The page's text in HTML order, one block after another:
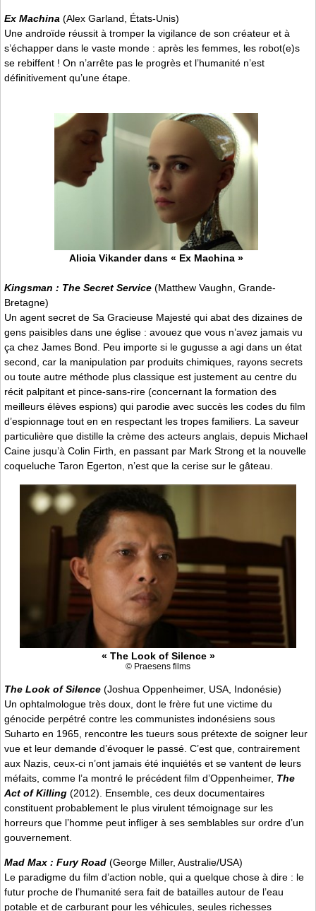
Ex Machina (Alex Garland, États-Unis)
Une androïde réussit à tromper la vigilance de son créateur et à
s’échapper dans le vaste monde : après les femmes, les robot(e)s
se rebiffent ! On n’arrête pas le progrès et l’humanité n’est
définitivement qu’une étape.
Alicia Vikander dans « Ex Machina »
Kingsman : The Secret Service (Matthew Vaughn, Grande-
Bretagne)
Un agent secret de Sa Gracieuse Majesté qui abat des dizaines de
gens paisibles dans une église : avouez que vous n’avez jamais vu
ça chez James Bond. Peu importe si le gugusse a agi dans un état
second, car la manipulation par produits chimiques, rayons secrets
ou toute autre méthode plus classique est justement au centre du
récit palpitant et pince-sans-rire (concernant la formation des
meilleurs élèves espions) qui parodie avec succès les codes du film
d’espionnage tout en en respectant les tropes familiers. La saveur
particulière que distille la crème des acteurs anglais, depuis Michael
Caine jusqu’à Colin Firth, en passant par Mark Strong et la nouvelle
coqueluche Taron Egerton, n’est que la cerise sur le gâteau.
« The Look of Silence »
© Praesens films
The Look of Silence (Joshua Oppenheimer, USA, Indonésie)
Un ophtalmologue très doux, dont le frère fut une victime du
génocide perpétré contre les communistes indonésiens sous
Suharto en 1965, rencontre les tueurs sous prétexte de soigner leur
vue et leur demande d’évoquer le passé. C’est que, contrairement
aux Nazis, ceux-ci n’ont jamais été inquiétés et se vantent de leurs
méfaits, comme l’a montré le précédent film d’Oppenheimer, The
Act of Killing (2012). Ensemble, ces deux documentaires
constituent probablement le plus virulent témoignage sur les
horreurs que l’homme peut infliger à ses semblables sur ordre d’un
gouvernement.
Mad Max : Fury Road (George Miller, Australie/USA)
Le paradigme du film d’action noble, qui a quelque chose à dire : le
futur proche de l’humanité sera fait de batailles autour de l’eau
potable et de carburant pour les véhicules, seules richesses